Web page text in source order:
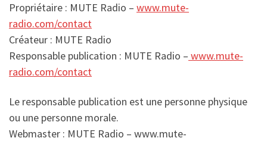
Propriétaire : MUTE Radio – www.mute-
radio.com/contact
Créateur : MUTE Radio
Responsable publication : MUTE Radio – www.mute-
radio.com/contact
Le responsable publication est une personne physique
ou une personne morale.
Webmaster : MUTE Radio – www.mute-